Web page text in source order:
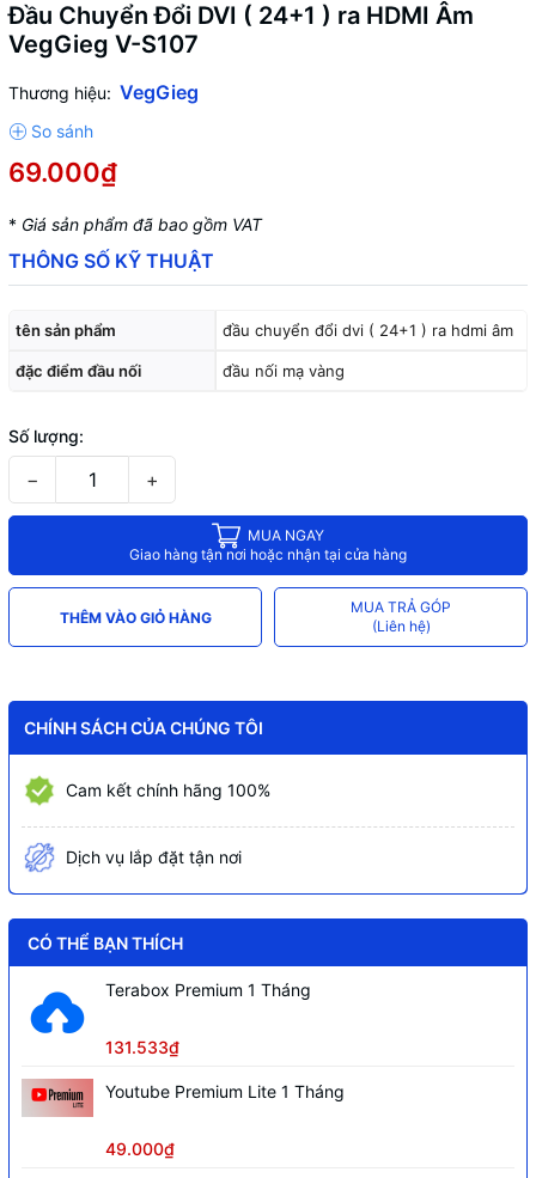
Đầu Chuyển Đổi DVI ( 24+1 ) ra HDMI Âm
VegGieg V-S107
Thương hiệu: VegGieg
69.000₫
* Giá sản phẩm đã bao gồm VAT
THÔNG SỐ KỸ THUẬT
tên sản phẩm đầu chuyển đổi dvi ( 24+1 ) ra hdmi âm
đặc điểm đầu nối đầu nối mạ vàng
Số lượng:
− +
MUA NGAY
Giao hàng tận nơi hoặc nhận tại cửa hàng
THÊM VÀO GIỎ HÀNG
MUA TRẢ GÓP
(Liên hệ)
CHÍNH SÁCH CỦA CHÚNG TÔI
Cam kết chính hãng 100%
Dịch vụ lắp đặt tận nơi
CÓ THỂ BẠN THÍCH
Terabox Premium 1 Tháng
131.533₫
Youtube Premium Lite 1 Tháng
49.000₫